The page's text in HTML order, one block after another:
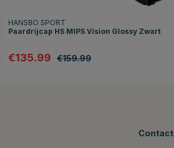
HANSBO SPORT
Paardrijcap HS MIPS Vision Glossy Zwart
€135.99 €159.99
Contact